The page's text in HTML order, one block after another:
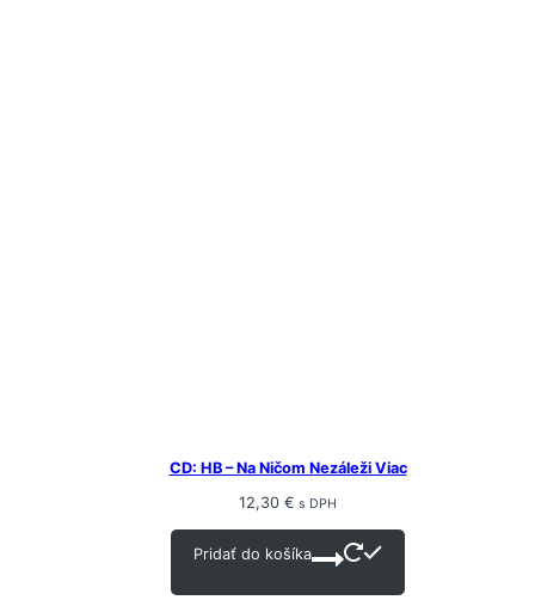
CD: HB – Na Ničom Nezáleži Viac
12,30 € s DPH
Pridať do košíka